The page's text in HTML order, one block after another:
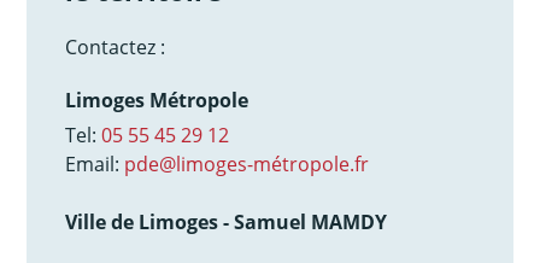
Contactez :
Limoges Métropole
Tel:05 55 45 29 12
Email: pde@limoges-métropole.fr
Ville de Limoges - Samuel MAMDY